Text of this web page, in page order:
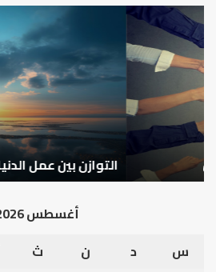
التوازن
بين
عمل
الدنيا
وطلب
الآخرة
التوازن بين عمل الدنيا وطلب الآخرة
أغسطس 2026
س
د ن ث